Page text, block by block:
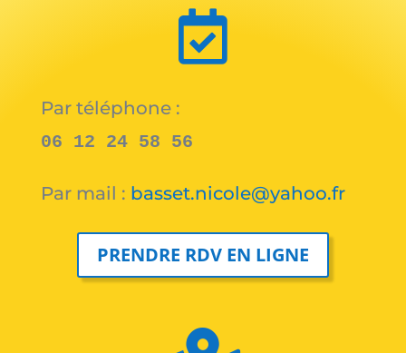

Par téléphone :
06 12 24 58 56
Par mail : basset.nicole@yahoo.fr
PRENDRE RDV EN LIGNE